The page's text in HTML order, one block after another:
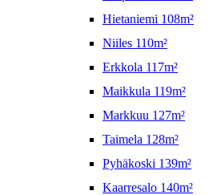
Hietaniemi 108m²
Niiles 110m²
Erkkola 117m²
Maikkula 119m²
Markkuu 127m²
Taimela 128m²
Pyhäkoski 139m²
Kaarresalo 140m²